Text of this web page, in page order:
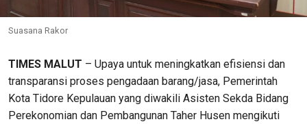
Suasana Rakor
TIMES MALUT – Upaya untuk meningkatkan efisiensi dan
transparansi proses pengadaan barang/jasa, Pemerintah
Kota Tidore Kepulauan yang diwakili Asisten Sekda Bidang
Perekonomian dan Pembangunan Taher Husen mengikuti